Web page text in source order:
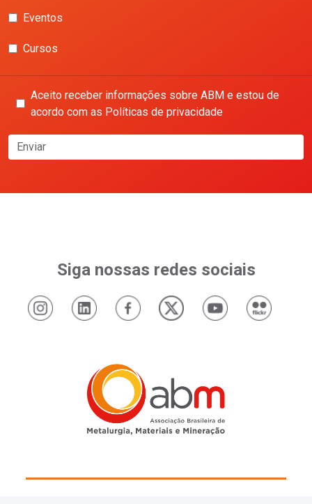
Eventos
Cursos
Aceito receber informações sobre ABM e estou de
acordo com as Políticas de privacidade
Enviar
Siga nossas redes sociais